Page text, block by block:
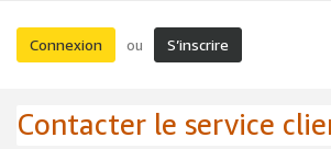
Connexion ou S’inscrire
Contacter le service